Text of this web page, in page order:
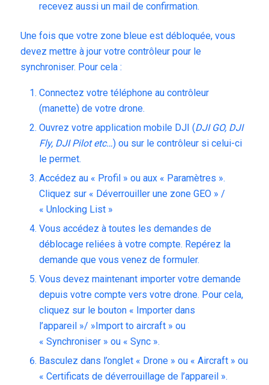
recevez aussi un mail de confirmation.
Une fois que votre zone bleue est débloquée, vous
devez mettre à jour votre contrôleur pour le
synchroniser. Pour cela :
Connectez votre téléphone au contrôleur
(manette) de votre drone.
Ouvrez votre application mobile DJI (DJI GO, DJI
Fly, DJI Pilot etc…) ou sur le contrôleur si celui-ci
le permet.
Accédez au « Profil » ou aux « Paramètres ».
Cliquez sur « Déverrouiller une zone GEO » /
« Unlocking List »
Vous accédez à toutes les demandes de
déblocage reliées à votre compte. Repérez la
demande que vous venez de formuler.
Vous devez maintenant importer votre demande
depuis votre compte vers votre drone. Pour cela,
cliquez sur le bouton « Importer dans
l’appareil »/ »Import to aircraft » ou
« Synchroniser » ou « Sync ».
Basculez dans l’onglet « Drone » ou « Aircraft » ou
« Certificats de déverrouillage de l’appareil ».